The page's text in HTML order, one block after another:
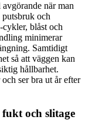
när man
putsbruk och
cykler, blåst och
minimerar
Samtidigt
så att väggen kan
hållbarhet.
ser bra ut år efter
och slitage